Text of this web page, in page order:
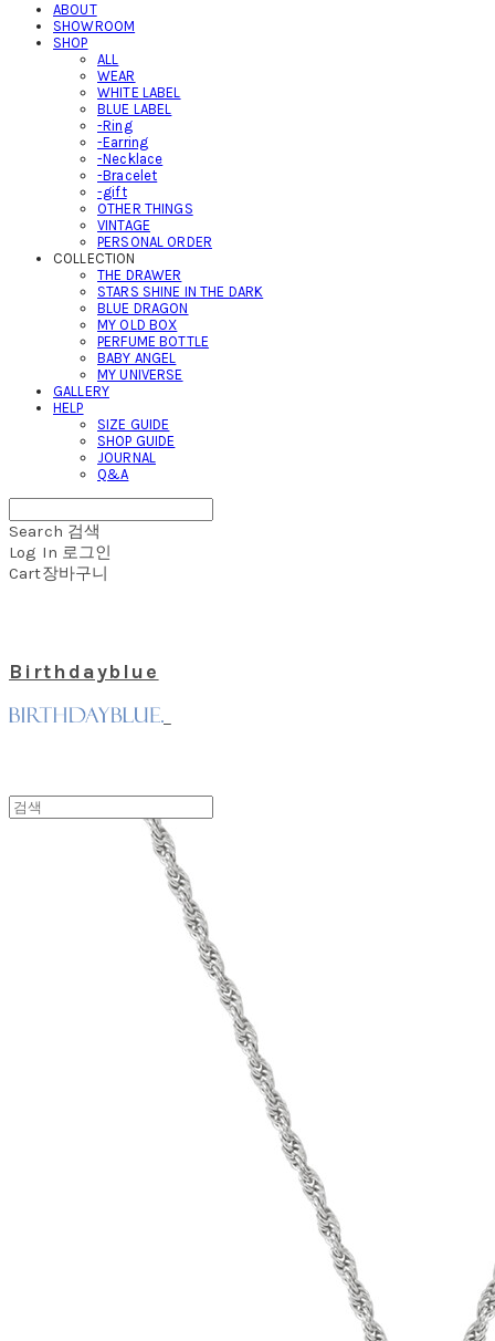
ABOUT
SHOWROOM
SHOP
ALL
WEAR
WHITE LABEL
BLUE LABEL
-Ring
-Earring
-Necklace
-Bracelet
-gift
OTHER THINGS
VINTAGE
PERSONAL ORDER
COLLECTION
THE DRAWER
STARS SHINE IN THE DARK
BLUE DRAGON
MY OLD BOX
PERFUME BOTTLE
BABY ANGEL
MY UNIVERSE
GALLERY
HELP
SIZE GUIDE
SHOP GUIDE
JOURNAL
Q&A
Search 검색
Log In 로그인
Cart장바구니
Birthdayblue